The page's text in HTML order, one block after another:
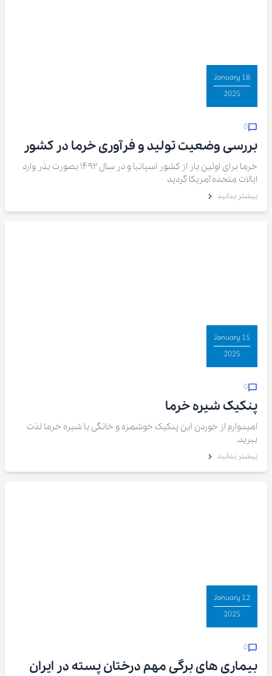
18 January
2025
0
بررسی وضعیت تولید و فرآوری خرما در کشور
آمریکا
خرما برای اولین بار از کشور اسپانیا و در سال ۱۴۹۲ بصورت بذر وارد
ایالات متحده آمریکا گردید
بیشتر بدانید
15 January
2025
0
پنکیک شیره خرما
امیدوارم از خوردن این پنکیک خوشمزه و خانگی با شیره خرما لذت
ببرید.
بیشتر بدانید
12 January
2025
0
بیماری های برگی مهم درختان پسته در ایران